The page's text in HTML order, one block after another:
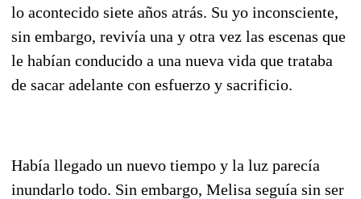
lo acontecido siete años atrás. Su yo inconsciente,
sin embargo, revivía una y otra vez las escenas que
le habían conducido a una nueva vida que trataba
de sacar adelante con esfuerzo y sacrificio.
Había llegado un nuevo tiempo y la luz parecía
inundarlo todo. Sin embargo, Melisa seguía sin ser